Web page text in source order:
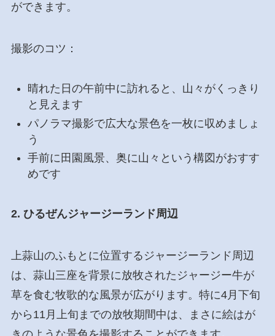
ができます。
撮影のコツ：
晴れた日の午前中に訪れると、山々がくっきり
と見えます
パノラマ撮影で広大な景色を一枚に収めましょ
う
手前に田園風景、奥に山々という構図がおすす
めです
2. ひるぜんジャージーランド周辺
上蒜山のふもとに位置するジャージーランド周辺
は、蒜山三座を背景に放牧されたジャージー牛が
草を食む牧歌的な風景が広がります。特に4月下旬
から11月上旬までの放牧期間中は、まさに絵はが